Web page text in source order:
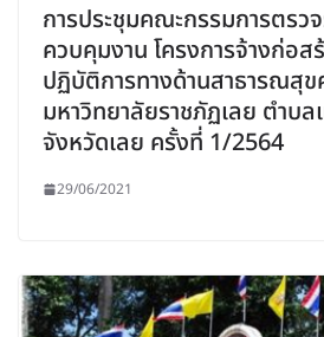
การประชุมคณะกรรมการตร
ควบคุมงาน โครงการจ้างก่อ
ปฏิบัติการทางด้านสาธารณสุ
มหาวิทยาลัยราชภัฏเลย ตำบล
จังหวัดเลย ครั้งที่ 1/2564
29/06/2021